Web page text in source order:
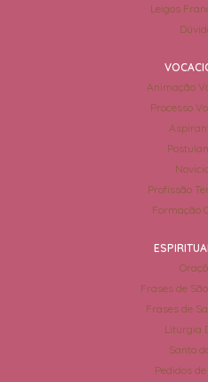
Leigos
Animação
Processo
Profissão
Formação
Frases de
Frases de
Liturgia
Santo
Pedidos